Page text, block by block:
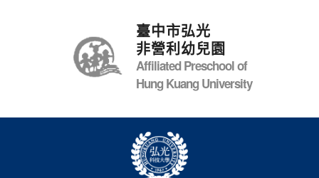
臺中市弘光
非營利幼兒園
Affiliated Preschool of
Hung Kuang University